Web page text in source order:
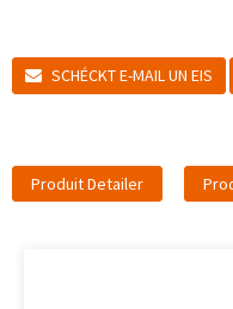
SCHÉCKT E-MAIL UN EIS
Produit Detailer